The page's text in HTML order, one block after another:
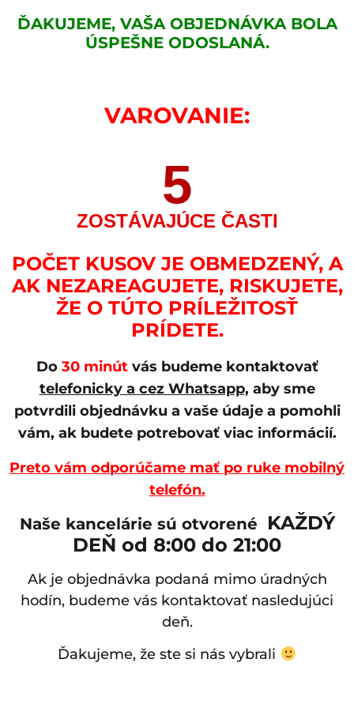
ĎAKUJEME, VAŠA OBJEDNÁVKA BOLA
ÚSPEŠNE ODOSLANÁ.
VAROVANIE:
ZOSTÁVAJÚCE ČASTI
5
POČET KUSOV JE OBMEDZENÝ, A
AK NEZAREAGUJETE, RISKUJETE,
ŽE O TÚTO PRÍLEŽITOSŤ
PRÍDETE.
Do 30 minútvás budeme kontaktovať
telefonicky a cez Whatsapp, aby sme
potvrdili objednávku a vaše údaje a pomohli
vám, ak budete potrebovať viac informácií.
Preto vám odporúčame mať po ruke mobilný
telefón.
Naše kancelárie sú otvorené
KAŽDÝ
DEŇ od 8:00 do 21:00
Ak je objednávka podaná mimo úradných
hodín, budeme vás kontaktovať nasledujúci
deň.
Ďakujeme, že ste si nás vybrali